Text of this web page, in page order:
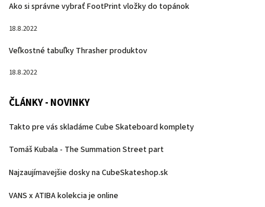
Ako si správne vybrať FootPrint vložky do topánok
18.8.2022
Veľkostné tabuľky Thrasher produktov
18.8.2022
ČLÁNKY - NOVINKY
Takto pre vás skladáme Cube Skateboard komplety
Tomáš Kubala - The Summation Street part
Najzaujímavejšie dosky na CubeSkateshop.sk
VANS x ATIBA kolekcia je online